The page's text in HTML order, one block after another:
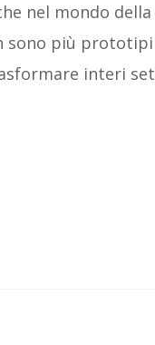
nel mondo della
sono più
interi